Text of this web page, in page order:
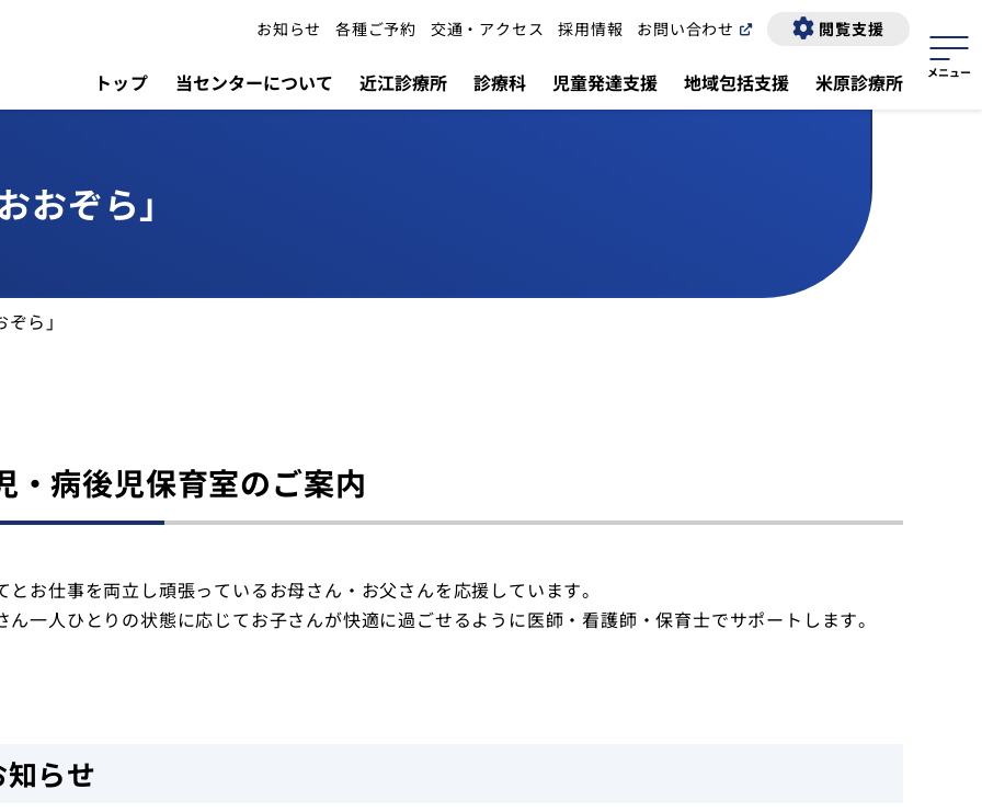
お知らせ 各種ご予約 交通・アクセス 採用情報 お問い合わせ 閲覧支援
トップ 当センターについて 近江診療所 診療科 児童発達支援 地域包括支援 米原診療所
小児科
各種ご予約
おぞら」
ら」
・病後児保育室のご案内
とお仕事を両立し頑張っているお母さん・お父さんを応援しています。
ん一人ひとりの状態に応じてお子さんが快適に過ごせるように医師・看護師・保育士でサポートします。
知らせ